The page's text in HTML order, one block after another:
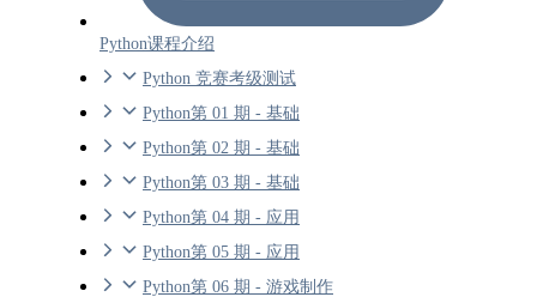
Python课程介绍
Python 竞赛考级测试
Python第 01 期 - 基础
Python第 02 期 - 基础
Python第 03 期 - 基础
Python第 04 期 - 应用
Python第 05 期 - 应用
Python第 06 期 - 游戏制作